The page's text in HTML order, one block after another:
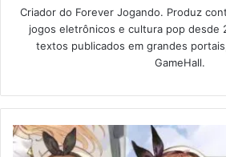
Criador do Forever Jogando. Produz
jogos eletrônicos e cultura pop desde
textos publicados em grandes
GameHall.